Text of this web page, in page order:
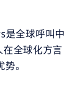
是全球呼叫中
在全球化方言
。